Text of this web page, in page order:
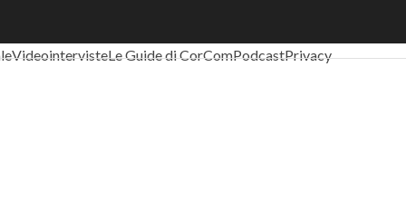
VideointervisteLe Guide di CorComPodcastPrivacy